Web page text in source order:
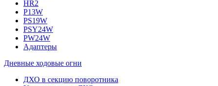
HR2
P13W
PS19W
PSY24W
PW24W
Адаптеры
Дневные ходовые огни
ДХО в секцию поворотника